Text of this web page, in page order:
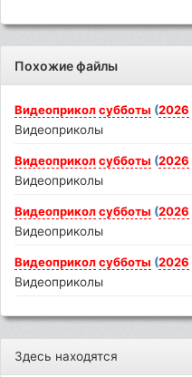
Похожие файлы
Видеоприкол субботы (2026
Видеоприколы
Видеоприкол субботы (2026
Видеоприколы
Видеоприкол субботы (2026
Видеоприколы
Видеоприкол субботы (2026
Видеоприколы
Здесь находятся